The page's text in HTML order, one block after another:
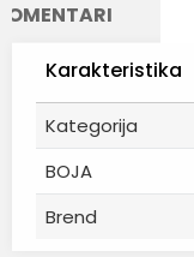
Karakteristika
Kategorija
BOJA
Brend